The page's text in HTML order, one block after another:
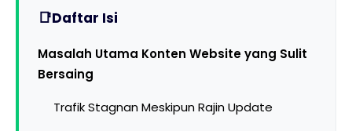
Daftar Isi
Masalah Utama Konten Website yang Sulit
Bersaing
Trafik Stagnan Meskipun Rajin Update